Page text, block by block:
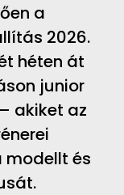
a
2026.
héten át
junior
akiket az
modellt és